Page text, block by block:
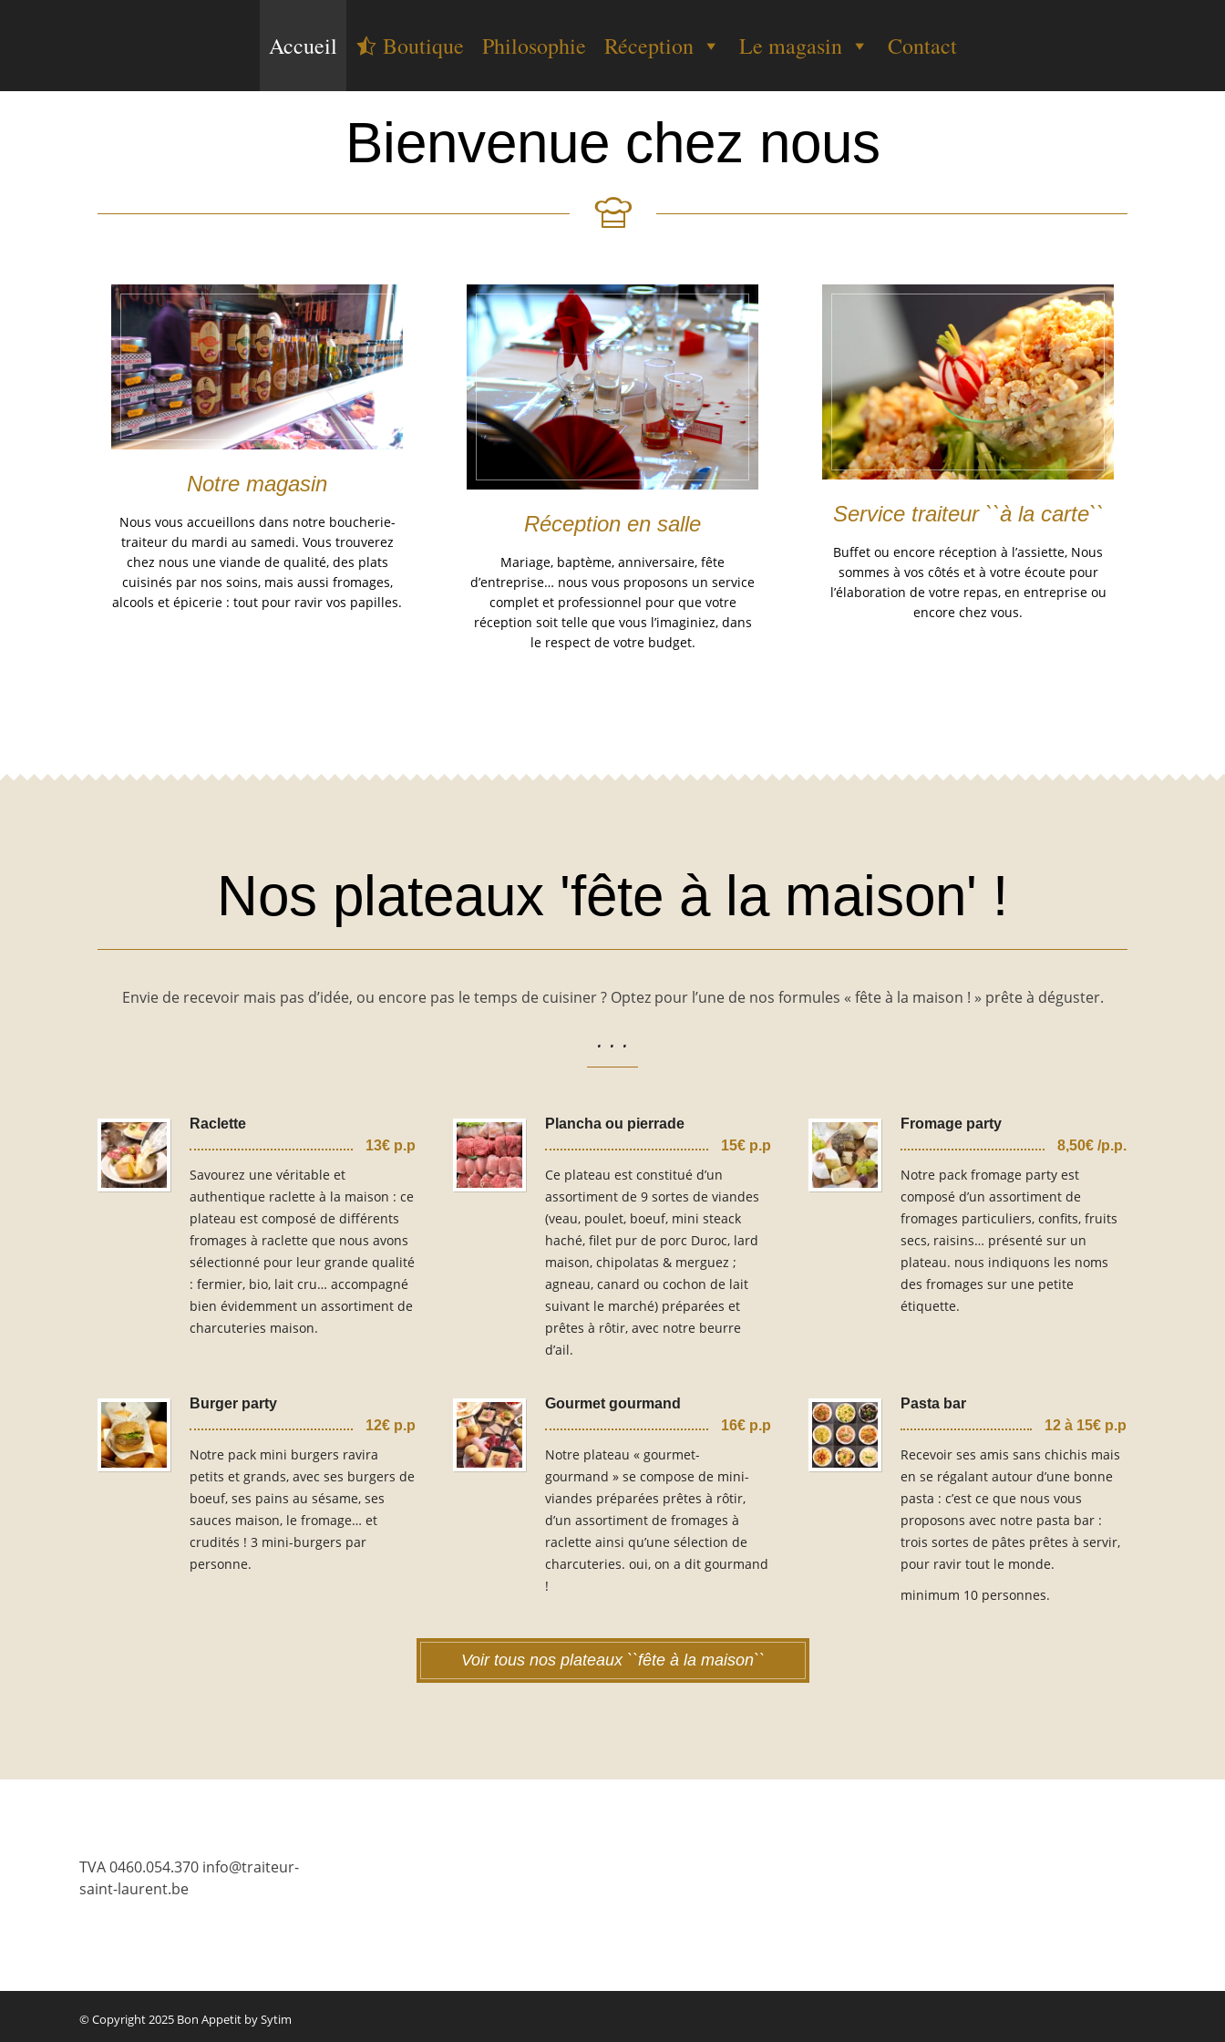
Accueil Boutique Philosophie Réception Le magasin Contact
Bienvenue chez nous
Notre magasin
Nous vous accueillons dans notre boucherie-
traiteur du mardi au samedi. Vous trouverez
chez nous une viande de qualité, des plats
cuisinés par nos soins, mais aussi fromages,
alcools et épicerie : tout pour ravir vos papilles.
Réception en salle
Mariage, baptème, anniversaire, fête
d’entreprise… nous vous proposons un service
complet et professionnel pour que votre
réception soit telle que vous l’imaginiez, dans
le respect de votre budget.
Service traiteur ``à la carte``
Buffet ou encore réception à l’assiette, Nous
sommes à vos côtés et à votre écoute pour
l’élaboration de votre repas, en entreprise ou
encore chez vous.
Nos plateaux 'fête à la maison' !
Envie de recevoir mais pas d’idée, ou encore pas le temps de cuisiner ? Optez pour l’une de nos formules « fête à la maison ! » prête à déguster.
. . .
Raclette
13€ p.p
Savourez une véritable et
authentique raclette à la maison : ce
plateau est composé de différents
fromages à raclette que nous avons
sélectionné pour leur grande qualité
: fermier, bio, lait cru… accompagné
bien évidemment un assortiment de
charcuteries maison.
Plancha ou pierrade
15€ p.p
Ce plateau est constitué d’un
assortiment de 9 sortes de viandes
(veau, poulet, boeuf, mini steack
haché, filet pur de porc Duroc, lard
maison, chipolatas & merguez ;
agneau, canard ou cochon de lait
suivant le marché) préparées et
prêtes à rôtir, avec notre beurre
d’ail.
Fromage party
8,50€ /p.p.
Notre pack fromage party est
composé d’un assortiment de
fromages particuliers, confits, fruits
secs, raisins… présenté sur un
plateau. nous indiquons les noms
des fromages sur une petite
étiquette.
Burger party
12€ p.p
Notre pack mini burgers ravira
petits et grands, avec ses burgers de
boeuf, ses pains au sésame, ses
sauces maison, le fromage… et
crudités ! 3 mini-burgers par
personne.
Gourmet gourmand
16€ p.p
Notre plateau « gourmet-
gourmand » se compose de mini-
viandes préparées prêtes à rôtir,
d’un assortiment de fromages à
raclette ainsi qu’une sélection de
charcuteries. oui, on a dit gourmand
!
Pasta bar
12 à 15€ p.p
Recevoir ses amis sans chichis mais
en se régalant autour d’une bonne
pasta : c’est ce que nous vous
proposons avec notre pasta bar :
trois sortes de pâtes prêtes à servir,
pour ravir tout le monde.
minimum 10 personnes.
Voir tous nos plateaux ``fête à la maison``
TVA 0460.054.370 info@traiteur-
saint-laurent.be
© Copyright 2025 Bon Appetit by Sytim